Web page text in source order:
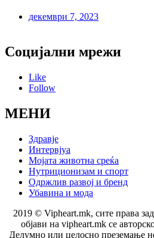
декември 7, 2023
Социјални мрежи
Like
Follow
МЕНИ
Здравје
Интервјуа
Мојата животна среќа
Нутриционизам и спорт
Одржлив развој и бренд
Убавина и мода
2019 © Vipheart.mk, сите права
објави на vipheart.mk се
Делумно или целосно преземање